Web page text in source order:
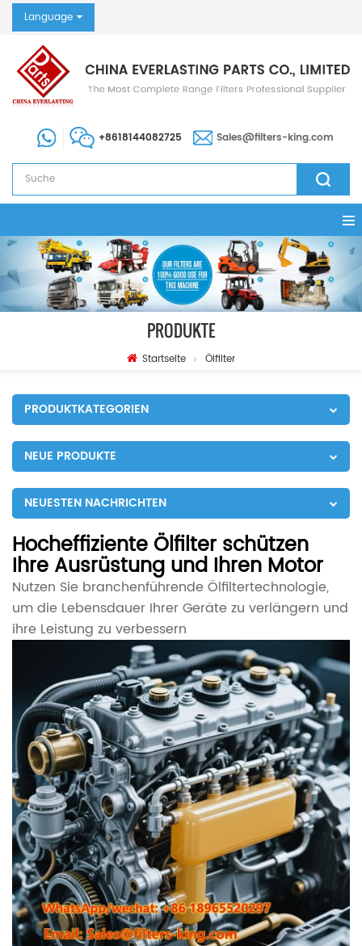
Language
+8618144082725 Sales@filters-king.com
PRODUKTE
Startseite Ölfilter
PRODUKTKATEGORIEN
NEUE PRODUKTE
NEUESTEN NACHRICHTEN
Hocheffiziente Ölfilter schützen
Ihre Ausrüstung und Ihren Motor
Nutzen Sie branchenführende Ölfiltertechnologie,
um die Lebensdauer Ihrer Geräte zu verlängern und
ihre Leistung zu verbessern